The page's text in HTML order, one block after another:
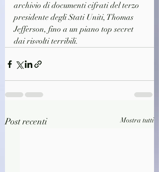
archivio di documenti cifrati del terzo
presidente degli Stati Uniti, Thomas
Jefferson, fino a un piano top secret
dai risvolti terribili.
Post recenti Mostra tutti